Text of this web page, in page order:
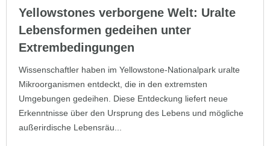
Yellowstones verborgene Welt: Uralte
Lebensformen gedeihen unter
Extrembedingungen
Wissenschaftler haben im Yellowstone-Nationalpark uralte
Mikroorganismen entdeckt, die in den extremsten
Umgebungen gedeihen. Diese Entdeckung liefert neue
Erkenntnisse über den Ursprung des Lebens und mögliche
außerirdische Lebensräu...